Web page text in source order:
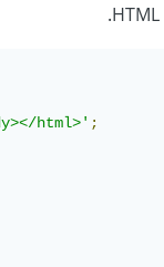
html>' ;